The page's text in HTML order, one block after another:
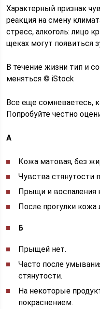
Характерный признак
реакция на смену
стресс, алкоголь: лицо
щеках могут появиться
В течение жизни тип и
меняться © iStock
Все еще сомневаетесь,
Попробуйте честно
А
Кожа матовая, без
Чувства стянутости
Прыщи и воспаления
После прогулки кожа
Б
Прыщей нет.
Часто после
стянутости.
На некоторые
покраснением.